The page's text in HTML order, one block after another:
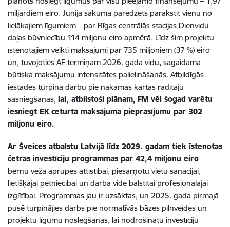
miljardiem eiro. Jūnija sākumā paredzēts parakstīt vienu no
lielākajiem līgumiem – par Rīgas centrālās stacijas Dienvidu
daļas būvniecību 114 miljonu eiro apmērā. Līdz šim projektu
īstenotājiem veikti maksājumi par 735 miljoniem (37 %) eiro
un, tuvojoties AF termiņam 2026. gada vidū, sagaidāma
būtiska maksājumu intensitātes palielināšanās. Atbildīgās
iestādes turpina darbu pie nākamās kārtas rādītāju
sasniegšanas, lai, atbilstoši plānam, FM vēl šogad varētu
iesniegt EK ceturtā maksājuma pieprasījumu par 302
miljonu eiro.
Ar Šveices atbalstu Latvijā līdz 2029. gadam tiek īstenotas
četras investīciju programmas par 42,4 miljonu eiro –
bērnu vēža aprūpes attīstībai, piesārņotu vietu sanācijai,
lietišķajai pētniecībai un darba vidē balstītai profesionālajai
izglītībai. Programmas jau ir uzsāktas, un 2025. gada pirmajā
pusē turpinājies darbs pie normatīvās bāzes pilnveides un
projektu līgumu noslēgšanas, lai nodrošinātu investīciju